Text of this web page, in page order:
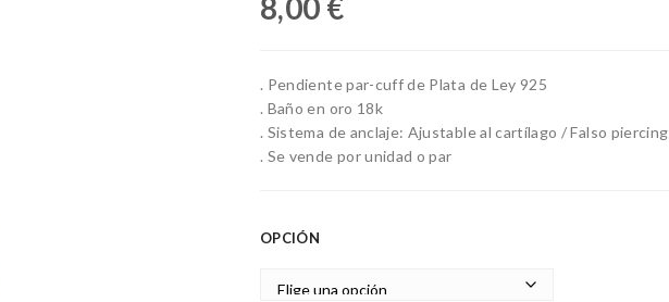
8,00 €
. Pendiente par-cuff de Plata de Ley 925
. Baño en oro 18k
. Sistema de anclaje: Ajustable al cartílago / Falso piercing
. Se vende por unidad o par
OPCIÓN